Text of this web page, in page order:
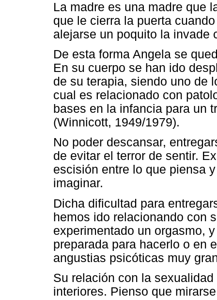
La madre es una madre que
que le cierra la puerta
alejarse un poquito la invade
De esta forma Angela se
En su cuerpo se han ido
de su terapia, siendo uno de
cual es relacionado con
bases en la infancia para un
(Winnicott, 1949/1979).
No poder descansar,
de evitar el terror de sentir.
escisión entre lo que piensa
imaginar.
Dicha dificultad para
hemos ido relacionando con
experimentado un orgasmo,
preparada para hacerlo o en
angustias psicóticas muy
Su relación con la
interiores. Pienso que